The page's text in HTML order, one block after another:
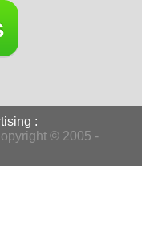
:
© 2005 -